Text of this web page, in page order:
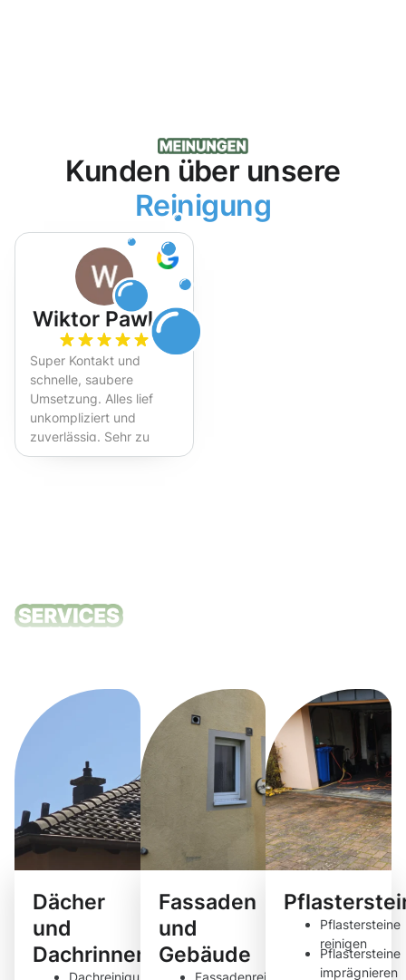
Kunden über unsere
Reinigung
Wiktor Pawlak
Super Kontakt und
schnelle, saubere
Umsetzung. Alles lief
unkompliziert und
zuverlässig. Sehr zu
empfehlen!
Dächer
und
Dachrinnen
Fassaden
und
Gebäude
Pflastersteine
reinigen
Pflastersteine
imprägnieren